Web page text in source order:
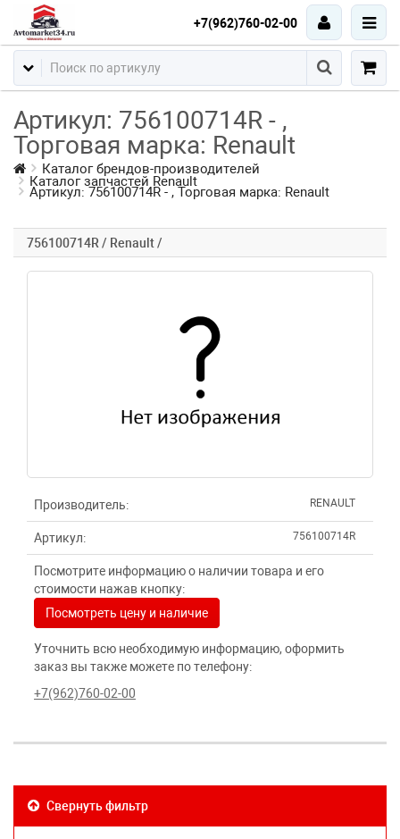
+7(962)760-02-00
Артикул: 756100714R - ,
Торговая марка: Renault
Каталог брендов-производителей
Каталог запчастей Renault
Артикул: 756100714R - , Торговая марка: Renault
756100714R / Renault /
Производитель: RENAULT
Артикул: 756100714R
Посмотрите информацию о наличии товара и его
стоимости нажав кнопку:
Посмотреть цену и наличие
Уточнить всю необходимую информацию, оформить
заказ вы также можете по телефону:
+7(962)760-02-00
Свернуть фильтр